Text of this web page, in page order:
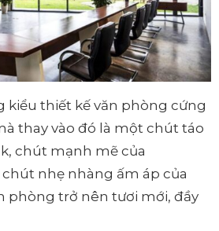
kiểu thiết kế văn phòng cứng
thay vào đó là một chút táo
chút mạnh mẽ của
nhẹ nhàng ấm áp của
phòng trở nên tươi mới, đầy